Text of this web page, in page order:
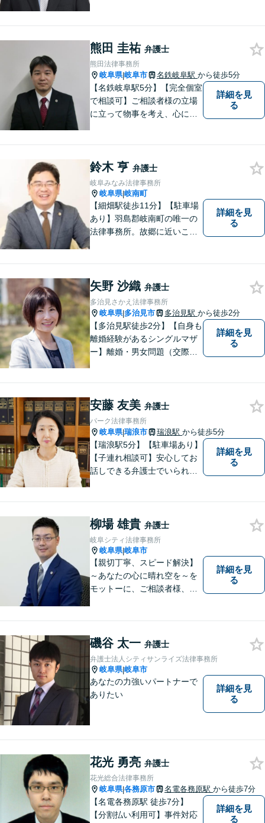
ました。特に交通事故では多
くの後遺障害事故や死亡事故
を解決してきました。
熊田 圭祐 弁護士
熊田法律事務所
岐阜県|岐阜市 名鉄岐阜駅 から徒歩5分
【名鉄岐阜駅5分】【完全個室
で相談可】ご相談者様の立場
に立って物事を考え、心に寄
決への第一歩です。小さな問
題から大きな問題まで、お気
軽にご相談ください。
詳細を見
る
鈴木 亨 弁護士
岐阜みなみ法律事務所
岐阜県|岐南町
【細畑駅徒歩11分】【駐車場
あり】羽島郡岐南町の唯一の
法律事務所。故郷に近いこの
弁護士という垣根を超えて、
良きパートナーとして貢献し
ます。【会社勤務経験あり】
詳細を見
る
矢野 沙織 弁護士
多治見さかえ法律事務所
岐阜県|多治見市 多治見駅 から徒歩2分
【多治見駅徒歩2分】【自身も
離婚経験があるシングルマザ
ー】離婚・男女問題（交際ト
ご提案いたします。【夫婦カ
ウンセラーの資格あり】
詳細を見
る
安藤 友美 弁護士
パーク法律事務所
岐阜県|瑞浪市 瑞浪駅 から徒歩5分
【瑞浪駅5分】【駐車場あり】
【子連れ相談可】安心してお
話しできる弁護士でいられる
ます。より良い解決ができる
ようサポートしたいと考えて
おります。
詳細を見
る
柳場 雄貴 弁護士
岐阜シティ法律事務所
岐阜県|岐阜市
【親切丁寧、スピード解決】
～あなたの心に晴れ空を～を
モットーに、ご相談者様、依
お気軽にご相談下さい。
詳細を見
る
磯谷 太一 弁護士
弁護士法人シティサンライズ法律事務所
岐阜県|岐阜市
あなたの力強いパートナーで
ありたい
詳細を見
る
花光 勇亮 弁護士
花光総合法律事務所
岐阜県|各務原市 名電各務原駅 から徒歩7分
【名電各務原駅 徒歩7分】
【分割払い利用可】事件対応
詳細を見
る